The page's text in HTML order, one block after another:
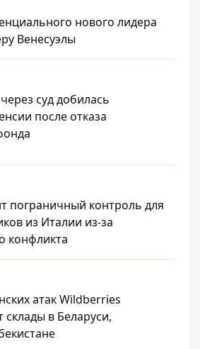
нового лидера
Венесуэлы
суд добилась
после отказа
пограничный контроль для
из Италии из-за
конфликта
атак Wildberries
склады в Беларуси,